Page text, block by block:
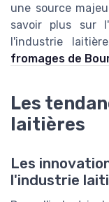
une source
savoir plus sur
l'industrie
fromages de
Les
laitières
Les
l'industrie